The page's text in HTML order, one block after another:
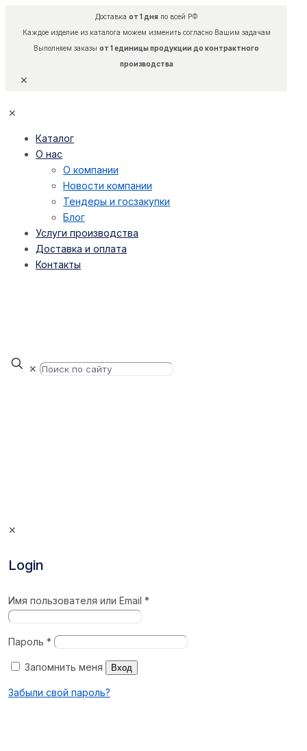
Доставка от 1 дняпо всей РФ
Каждое изделие из каталога можем изменить согласно Вашим задачам
Выполняем заказы от 1 единицы продукции до контрактного
производства
✕
✕
Каталог
О нас
О компании
Новости компании
Тендеры и госзакупки
Блог
Услуги производства
Доставка и оплата
Контакты
✕
✕
Login
Имя пользователя или Email*
Пароль*
Запомнить меня Вход
Забыли свой пароль?